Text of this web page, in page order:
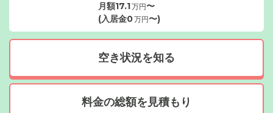
月額17.1万円〜
(入居金0万円〜)
空き状況を知る
料金の総額を見積もり